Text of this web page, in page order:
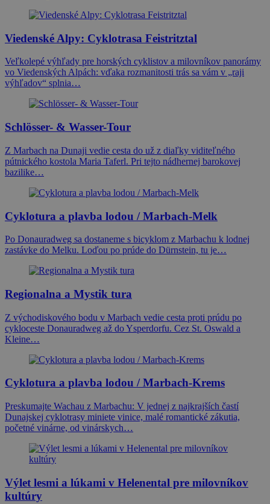
Viedenské Alpy: Cyklotrasa Feistritztal
Veľkolepé výhľady pre horských cyklistov a milovníkov panorámy
vo Viedenských Alpách: vďaka rozmanitosti trás sa vám v „raji
výhľadov“ splnia…
Schlösser- & Wasser-Tour
Z Marbach na Dunaji vedie cesta do už z diaľky viditeľného
pútnického kostola Maria Taferl. Pri tejto nádhernej barokovej
bazilike…
Cyklotura a plavba lodou / Marbach-Melk
Po Donauradweg sa dostaneme s bicyklom z Marbachu k lodnej
zastávke do Melku. Loďou po prúde do Dürnstein, tu je…
Regionalna a Mystik tura
Z východiskového bodu v Marbach vedie cesta proti prúdu po
cykloceste Donauradweg až do Ysperdorfu. Cez St. Oswald a
Kleine…
Cyklotura a plavba lodou / Marbach-Krems
Preskumajte Wachau z Marbachu: V jednej z najkrajších častí
Dunajskej cyklotrasy miniete vinice, malé romantické zákutia,
početné vinárne, od vinárskych…
Výlet lesmi a lúkami v Helenental pre milovníkov
kultúry